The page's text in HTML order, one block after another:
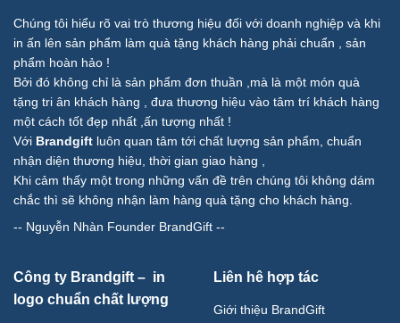
Chúng tôi hiểu rõ vai trò thương hiệu đối với doanh nghiệp và khi
in ấn lên sản phẩm làm quà tặng khách hàng phải chuẩn , sản
phẩm hoàn hảo !
Bởi đó không chỉ là sản phẩm đơn thuần ,mà là một món quà
tặng tri ân khách hàng , đưa thương hiệu vào tâm trí khách hàng
một cách tốt đẹp nhất ,ấn tượng nhất !
Với Brandgift luôn quan tâm tới chất lượng sản phẩm, chuẩn
nhận diện thương hiệu, thời gian giao hàng ,
Khi cảm thấy một trong những vấn đề trên chúng tôi không dám
chắc thì sẽ không nhận làm hàng quà tặng cho khách hàng.
-- Nguyễn Nhàn Founder BrandGift --
Công ty Brandgift – in
logo chuẩn chất lượng
Liên hê hợp tác
Giới thiệu BrandGift